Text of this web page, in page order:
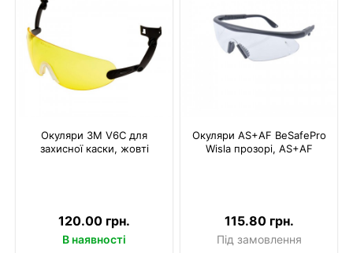
Окуляри 3M V6C для
захисної каски, жовті
120.00 грн.
В наявності
Окуляри AS+AF BeSafePro
Wisla прозорі, AS+AF
115.80 грн.
Під замовлення